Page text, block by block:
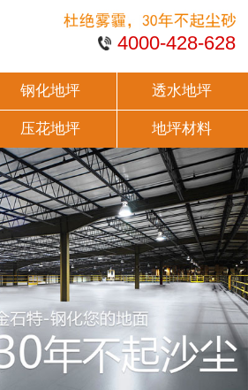
4000-428-628
钢化地坪 透水地坪
压花地坪 地坪材料